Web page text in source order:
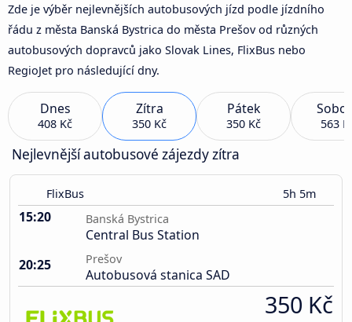
Zde je výběr nejlevnějších autobusových jízd podle jízdního
řádu z města Banská Bystrica do města Prešov od různých
autobusových dopravců jako Slovak Lines, FlixBus nebo
RegioJet pro následující dny.
Dnes
408 Kč
Zítra
350 Kč
Pátek
350 Kč 563
Nejlevnější autobusové zájezdy zítra
FlixBus 5h 5m
15:20 Banská Bystrica
Central Bus Station
20:25
Prešov
Autobusová stanica SAD
350 Kč